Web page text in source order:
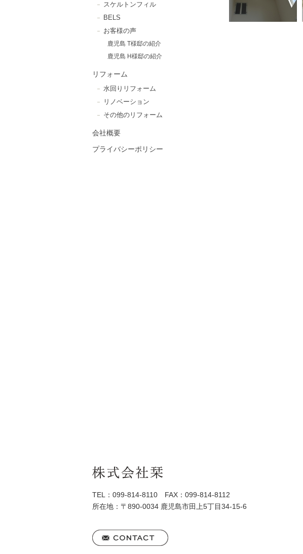
スケルトンフィル
BELS
お客様の声
鹿児島 T様邸の紹介
鹿児島 H様邸の紹介
リフォーム
水回りリフォーム
リノベーション
その他のリフォーム
会社概要
プライバシーポリシー
TEL：099-814-8110 FAX：099-814-8112
所在地：〒890-0034 鹿児島市田上5丁目34-15-6